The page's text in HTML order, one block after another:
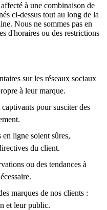
à une combinaison de
ci-dessus tout au long de la
Nous ne sommes pas en
d'horaires ou des restrictions
sur les réseaux sociaux
à leur marque.
pour susciter des
ligne soient sûres,
du client.
ou des tendances à
marques de nos clients :
et leur public.